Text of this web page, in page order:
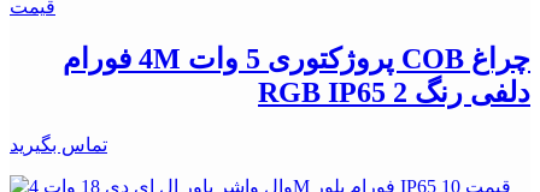
چراغ COB پروژکتوری 5 وات 4M فورام
دلفی رنگ RGB IP65 2
تماس بگیرید